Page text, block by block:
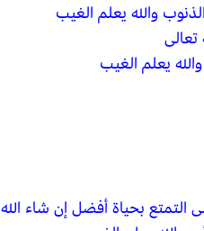
والله يعلم الغيب
يعلم الغيب
بحياة أفضل إن شاء الله